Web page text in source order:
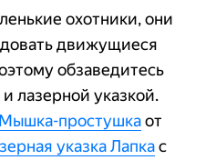
охотники, они
движущиеся
обзаведитесь
лазерной указкой.
простушкаот
указка Лапкас